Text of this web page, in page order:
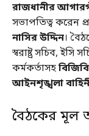
রাজধানীর
সভাপতিত্ব করেন
নাসির উদ্দিন।
স্বরাষ্ট্র সচিব,
কর্মকর্তাসহ
আইনশৃঙ্খলা
বৈঠকের মূল